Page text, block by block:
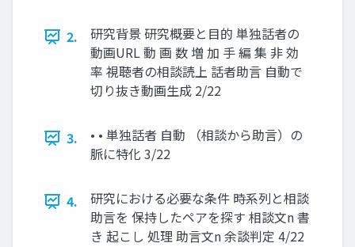
2.
研究背景 研究概要と目的 単独話者の
動画URL 動 画 数 増 加 手 編 集 非 効
率 視聴者の相談読上 話者助言 自動で
切り抜き動画生成 2/22
3.
• • 単独話者 自動 （相談から助言）の
脈に特化 3/22
4.
研究における必要な条件 時系列と相談
助言を 保持したペアを探す 相談文n 書
き 起こし 処理 助言文n 余談判定 4/22